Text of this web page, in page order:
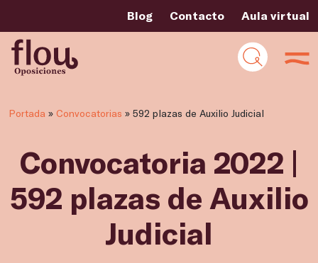
Blog Contacto Aula virtual
Portada » Convocatorias » 592 plazas de Auxilio Judicial
Convocatoria 2022 |
592 plazas de Auxilio
Judicial